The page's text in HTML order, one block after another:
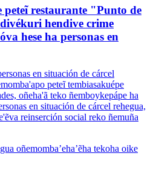
restaurante "Punto de
hendive crime
hese ha personas en
en situación de cárcel
peteĩ tembiasakuépe
oñeha'ã teko ñemboykepápe ha
en situación de cárcel rehegua,
reinserción social reko ñemuña
oñemomba’eha’ẽha tekoha oike